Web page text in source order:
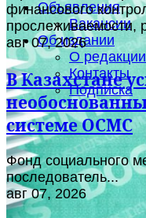
Объявления
Вакансии
Об издании
О редакции
Контакты
Подписка
финансового
прослеживаемости,
авг 07, 2026
В Казахстане
системе ОСМС
Фонд социального
последователь...
авг 07, 2026